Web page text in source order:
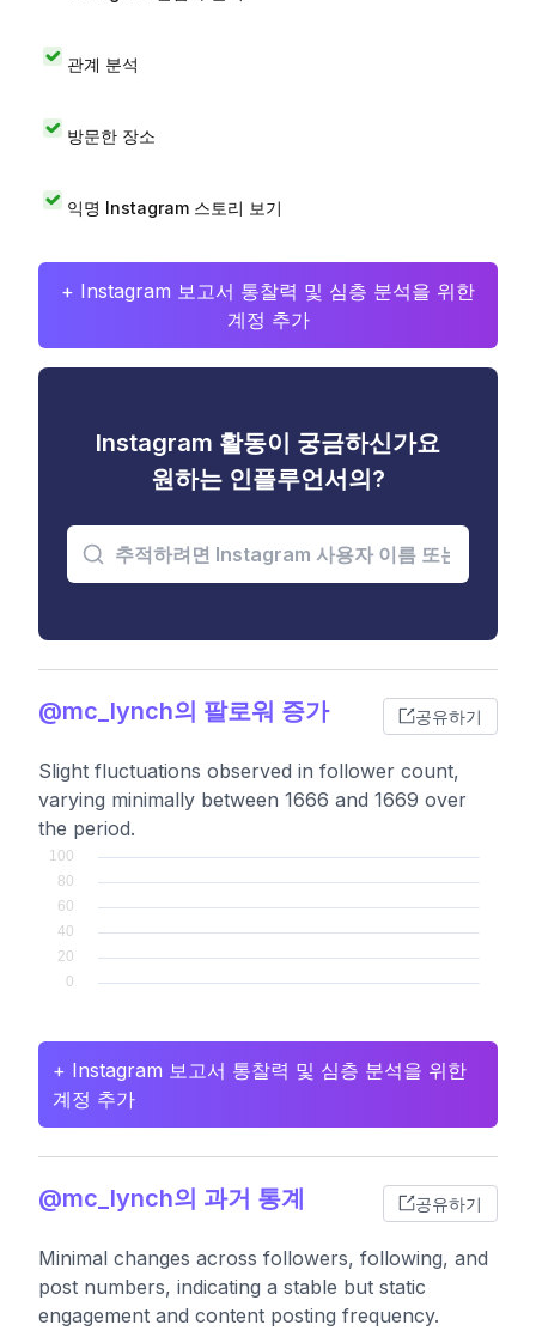
관계 분석
방문한 장소
익명 Instagram 스토리 보기
+ Instagram 보고서 통찰력 및 심층 분석을 위한
계정 추가
Instagram 활동이 궁금하신가요
원하는 인플루언서의?
@mc_lynch의 팔로워 증가 공유하기
Slight fluctuations observed in follower count,
varying minimally between 1666 and 1669 over
the period.
+ Instagram 보고서 통찰력 및 심층 분석을 위한
계정 추가
@mc_lynch의 과거 통계 공유하기
Minimal changes across followers, following, and
post numbers, indicating a stable but static
engagement and content posting frequency.